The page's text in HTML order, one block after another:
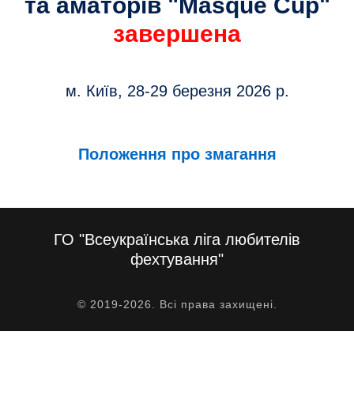
завершена
м. Київ, 28-29 березня 2026 р.
Положення про змагання
ГО "Всеукраїнська ліга любителів
фехтування"
© 2019-2026. Всі права захищені.